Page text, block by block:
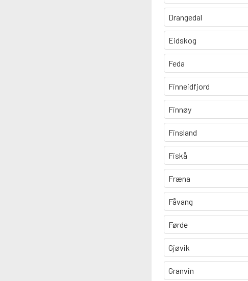
Drangedal
Eidskog
Feda
Finneidfjord
Finnøy
Finsland
Fiskå
Fræna
Fåvang
Førde
Gjøvik
Granvin